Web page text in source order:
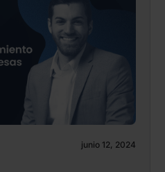
junio 12, 2024